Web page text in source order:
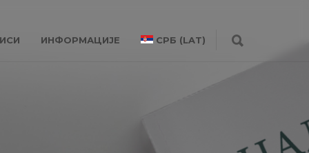
ИНФОРМАЦИЈЕ СРБ (LAT)